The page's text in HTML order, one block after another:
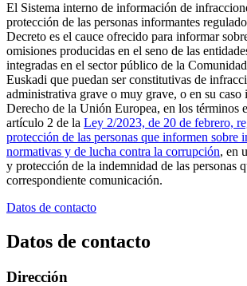
El Sistema interno de información de
protección de las personas informantes
Decreto es el cauce ofrecido para informar
omisiones producidas en el seno de las
integradas en el sector público de la
Euskadi que puedan ser constitutivas de
administrativa grave o muy grave, o en su caso
Derecho de la Unión Europea, en los términos
artículo 2 de la Ley 2/2023, de 20 de febrero,
protección de las personas que informen sobre
normativas y de lucha contra la corrupción, en
y protección de la indemnidad de las personas
correspondiente comunicación.
Datos de contacto
Datos de contacto
Dirección